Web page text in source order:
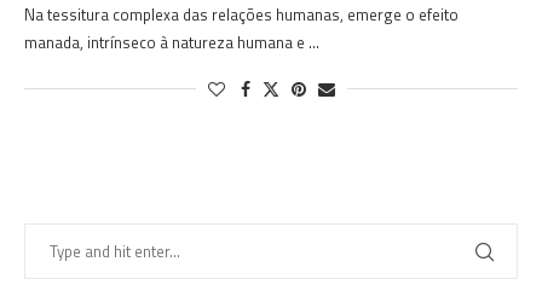
Na tessitura complexa das relações humanas, emerge o efeito
manada, intrínseco à natureza humana e …